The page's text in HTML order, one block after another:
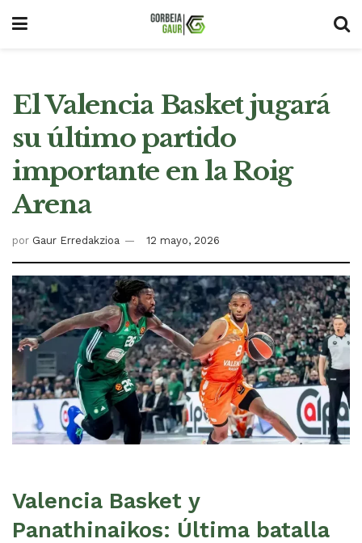
El Valencia Basket jugará
su último partido
importante en la Roig
Arena
por Gaur Erredakzioa 12 mayo, 2026
Valencia Basket y
Panathinaikos: Última batalla